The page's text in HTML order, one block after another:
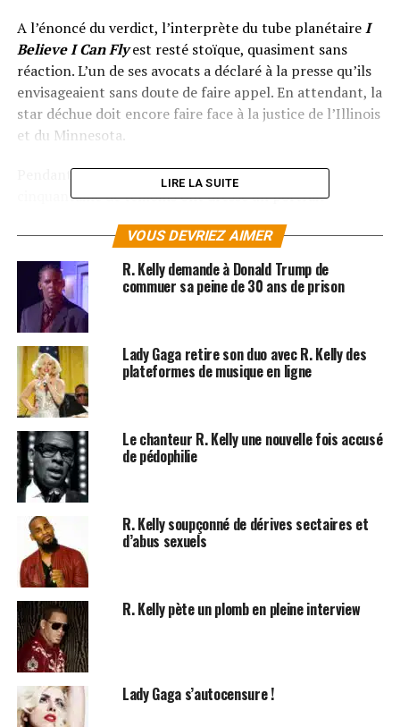
A l’énoncé du verdict, l’interprète du tube planétaireI
Believe I Can Flyest resté stoïque, quasiment sans
réaction. L’un de ses avocats a déclaré à la presse qu’ils
envisageaient sans doute de faire appel. En attendant, la
star déchue doit encore faire face à la justice de l’Illinois
et du Minnesota.
Pendant les 3 semaines de ce procès, plus d’une
cinquantaine de témoins ont dressé un portrait
drogues forcées, des séquestrations, ou bien encore des
faits de pédopornographie.
LES ALBUMS DE R. KELLY SONT DISPONIBLES ICI
SUJETS ASSOCIÉS: R KELLY
LIRE LA SUITE
VOUS DEVRIEZ AIMER
R. Kelly demande à Donald Trump de
commuer sa peine de 30 ans de prison
Lady Gaga retire son duo avec R. Kelly des
plateformes de musique en ligne
Le chanteur R. Kelly une nouvelle fois accusé
de pédophilie
R. Kelly soupçonné de dérives sectaires et
d’abus sexuels
R. Kelly pète un plomb en pleine interview
Lady Gaga s’autocensure !